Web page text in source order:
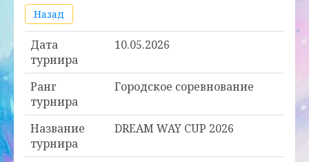
Назад
Дата
турнира
10.05.2026
Ранг
турнира
Городское соревнование
Название
турнира
DREAM WAY CUP 2026